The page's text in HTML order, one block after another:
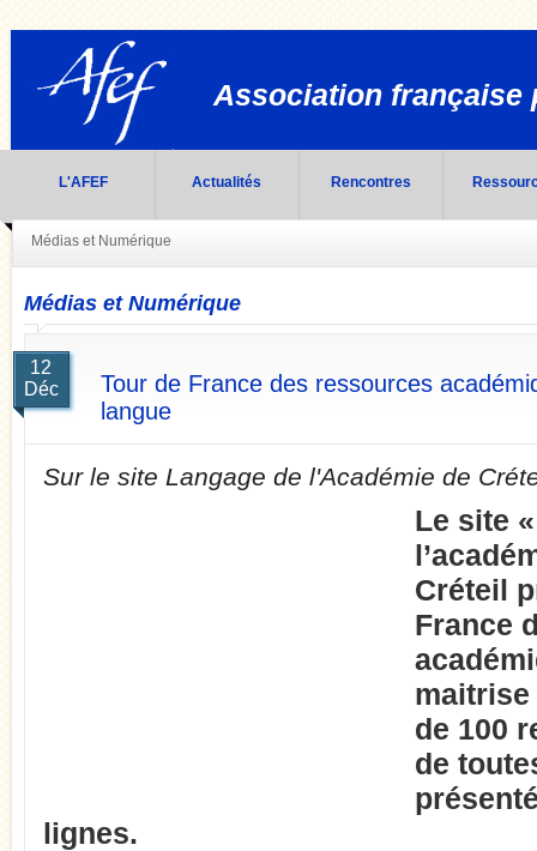
Association française
L'AFEF Actualités Rencontres
Médias et Numérique
Médias et Numérique
12
Déc
Tour de France des ressources
langue
Sur le site Langage de l'Académie de
Le site
Créteil
France
maitrise
de 100
de
lignes.